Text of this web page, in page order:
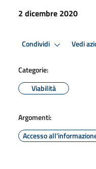
2 dicembre 2020
Condividi Vedi
Categorie:
Viabilità
Argomenti:
Accesso